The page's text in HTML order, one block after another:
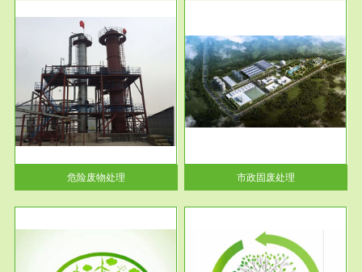
危险废物处理
服务范围
市政固废处理
蔚蓝生态环境科技所从事的市政
废物处理业务包括市政废物的处
理处...
市政固废处理
服务范围